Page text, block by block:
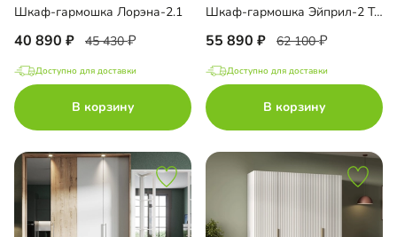
Шкаф-гармошка Лорэна-2.1
40 890 45 430
Доступно для доставки
В корзину
Шкаф-гармошка Эйприл-2 Тип 1
55 890 62 100
Доступно для доставки
В корзину